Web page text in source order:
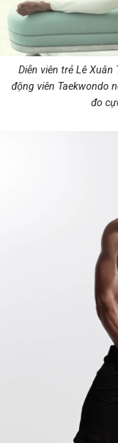
Diễn viên trẻ Lê
động viên Taekwondo
đo